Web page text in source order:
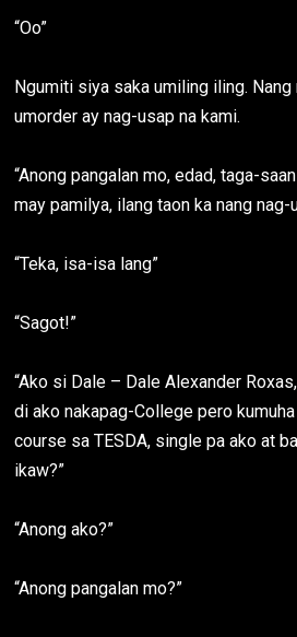
“Oo”
Ngumiti siya saka umiling iling.
umorder ay nag-usap na kami.
“Anong pangalan mo, edad, taga-
may pamilya, ilang taon ka nang nag-
“Teka, isa-isa lang”
“Sagot!”
“Ako si Dale – Dale Alexander
di ako nakapag-College pero
course sa TESDA, single pa ako at
ikaw?”
“Anong ako?”
“Anong pangalan mo?”